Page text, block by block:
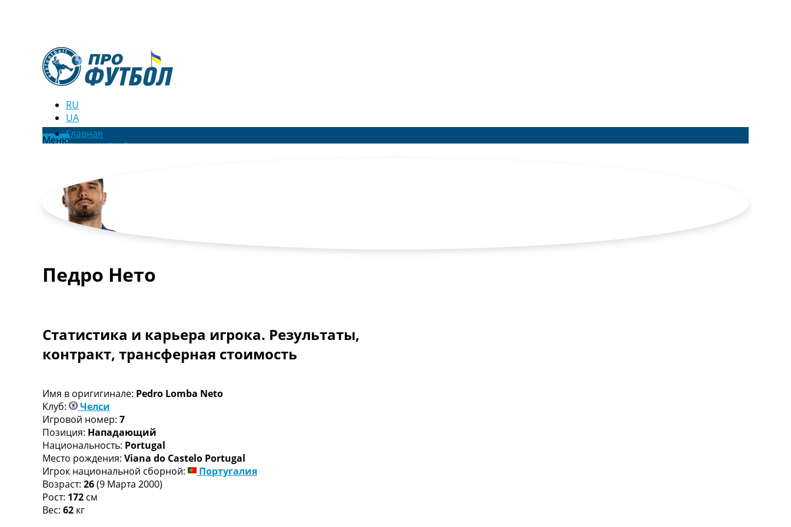
RU
UA
МенюГлавная
Новости футбола
Новости футбола Украины
Последние комментарии
Конкурс прогнозов
Логин
Рейтинги
Турниры
Англия. Премьер Лига
Испания. Ла Лига
Другие Турниры >>>
Таблицы групп Чемпионата Мира
Украина. Премьер-Лига
Украина. Первая Лига
Лига Чемпионов. Таблицы групп
Англия. Премьер-Лига
Испания. Ла Лига
Все таблицы >>>
Рейтинги
Рейтинг стран УЕФА
Педро Нето
Статистика и карьера игрока. Результаты,
контракт, трансферная стоимость
Имя в оригигинале: Pedro Lomba Neto
Клуб:
Челси
Игровой номер: 7
Позиция: Нападающий
Национальность: Portugal
Место рождения: Viana do Castelo Portugal
Игрок национальной сборной:
Португалия
Возраст: 26(9 Марта 2000)
Рост: 172 см
Вес: 62 кг